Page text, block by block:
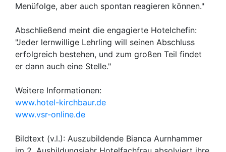
Menüfolge, aber auch spontan reagieren können."
Abschließend meint die engagierte Hotelchefin:
"Jeder lernwillige Lehrling will seinen Abschluss
erfolgreich bestehen, und zum großen Teil findet
er dann auch eine Stelle."
Weitere Informationen:
www.hotel-kirchbaur.de
www.vsr-online.de
Bildtext (v.l.): Auszubildende Bianca Aurnhammer